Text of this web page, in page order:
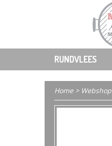
RUNDVLEES
Home> Webshop